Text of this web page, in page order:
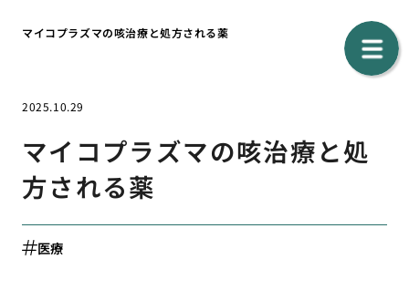
マイコプラズマの咳治療と処方される薬
2025.10.29
マイコプラズマの咳治療と処
方される薬
医療